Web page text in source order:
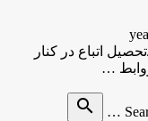
اتباع در کنار
…
search